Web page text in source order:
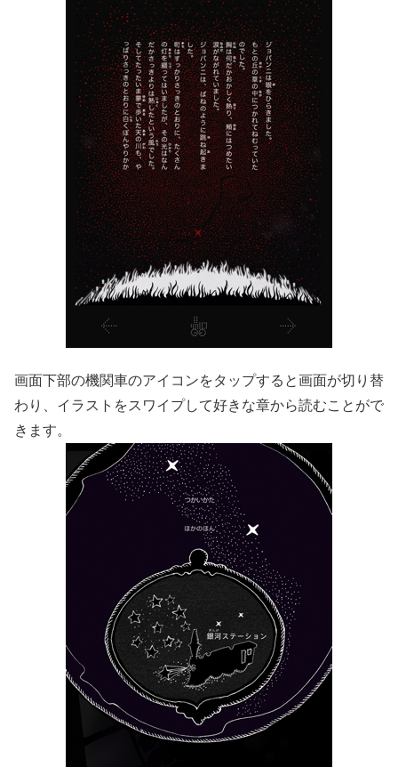
画面下部の機関車のアイコンをタップすると画面が切り替
わり、イラストをスワイプして好きな章から読むことがで
きます。